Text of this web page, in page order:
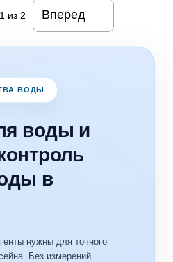
1 из 2 Вперед
ВОДЫ
воды и
в
нужны для точного
Без измерений